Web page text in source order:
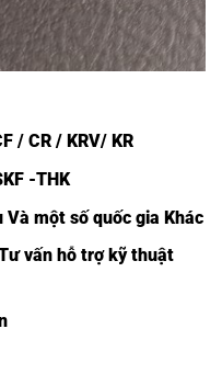
/ CR / KRV/ KR
-THK
một số quốc gia Khác
vấn hỗ trợ kỹ thuật